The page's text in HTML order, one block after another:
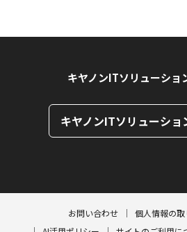
キヤノンITソリューショ
キヤノンITソリューショ
お問い合わせ
個人情報の